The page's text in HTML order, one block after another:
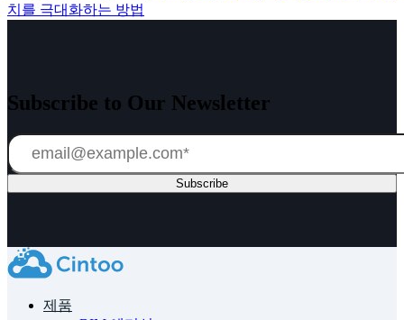
치를 극대화하는 방법
Subscribe to Our Newsletter
제품